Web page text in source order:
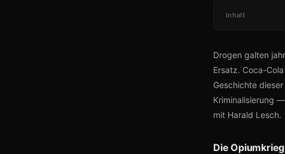
Inhalt
Drogen galten
Ersatz. Coca-
Geschichte
Kriminalisierung
mit Harald Lesch.
Die